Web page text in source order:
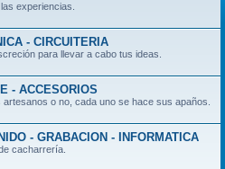
experiencias.
- CIRCUITERIA
para llevar a cabo tus ideas.
- ACCESORIOS
o no, cada uno se hace sus apaños.
- GRABACION - INFORMATICA
cacharrería.